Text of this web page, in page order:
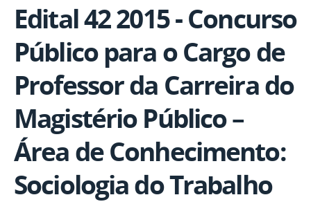
Edital 42 2015 - Concurso
Público para o Cargo de
Professor da Carreira do
Magistério Público –
Área de Conhecimento:
Sociologia do Trabalho